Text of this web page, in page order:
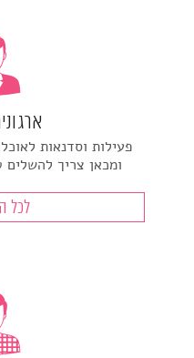
פעילות וסדנאות
ומכאן צריך
לכל